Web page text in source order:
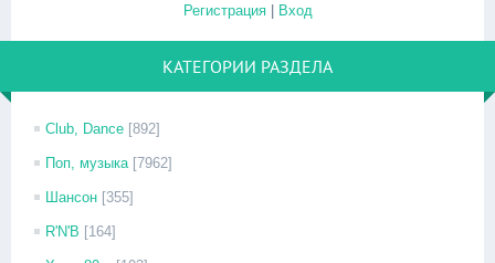
Регистрация| Вход
КАТЕГОРИИ РАЗДЕЛА
Club, Dance [892]
Поп, музыка [7962]
Шансон [355]
R'N'B [164]